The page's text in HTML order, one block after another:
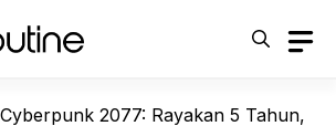
Cyberpunk 2077: Rayakan 5 Tahun,